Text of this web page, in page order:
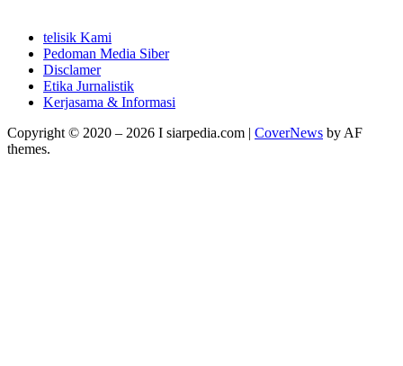
telisik Kami
Pedoman Media Siber
Disclamer
Etika Jurnalistik
Kerjasama & Informasi
Copyright © 2020 – 2026 I siarpedia.com | CoverNews by AF
themes.